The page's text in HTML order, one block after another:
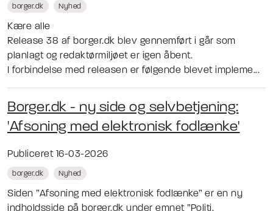
borger.dk Nyhed
Kære alle
Release 38 af borger.dk blev gennemført i går som
planlagt og redaktørmiljøet er igen åbent.
I forbindelse med releasen er følgende blevet impleme...
Borger.dk - ny side og selvbetjening:
'Afsoning med elektronisk fodlænke'
Publiceret 16-03-2026
borger.dk Nyhed
Siden ”Afsoning med elektronisk fodlænke” er en ny
indholdsside på borger.dk under emnet ”Politi,